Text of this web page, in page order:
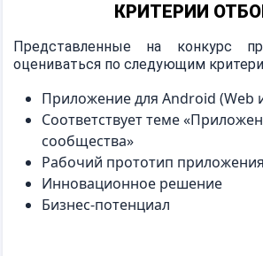
КРИТЕРИИ
Представленные на конкурс
оцениваться по следующим
Приложение для Android (Web
Соответствует теме
сообщества»
Рабочий прототип приложения
Инновационное решение
Бизнес-потенциал